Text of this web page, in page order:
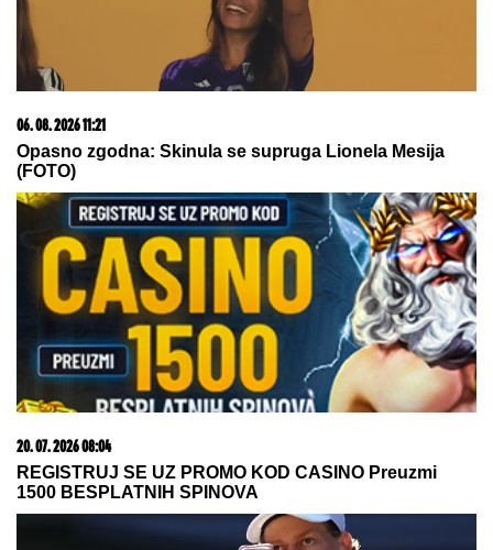
Zaradila je 120.000 evra od Elite 9, a sada je otkrila
da je deo ove sume uložila u promenu profesije
Malo ko zna čemu služi rupa na
Popovića i Suzane Jovanović:
PUSTILI JOJ SNIMAK nakon njegove
smrti, SAMO ŠTO NE KRENU SUZE,
a ovakav poklon za mladence se
danas retko viđa!
by Aklamator